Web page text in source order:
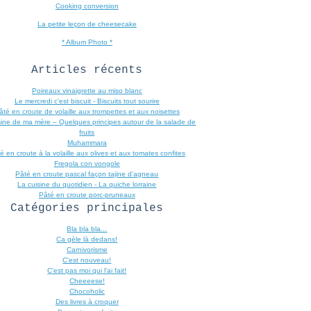
Cooking conversion
La petite leçon de cheesecake
* Album Photo *
Articles récents
Poireaux vinaigrette au miso blanc
Le mercredi c'est biscuit - Biscuits tout sourire
en croute de volaille aux trompettes et aux noisettes
de ma mère – Quelques principes autour de la salade de
fruits
Muhammara
en croute à la volaille aux olives et aux tomates confites
Fregola con vongole
Pâté en croute pascal façon tajine d’agneau
La cuisine du quotidien - La quiche lorraine
Pâté en croute porc-pruneaux
Catégories principales
Bla bla bla...
Ca gèle là dedans!
Carnivorisme
C'est nouveau!
C'est pas moi qui l'ai fait!
Cheeeese!
Chocoholic
Des livres à croquer